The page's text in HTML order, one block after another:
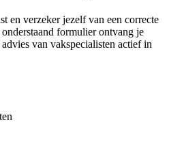
en verzeker jezelf van een correcte
formulier ontvang je
van vakspecialisten actief in